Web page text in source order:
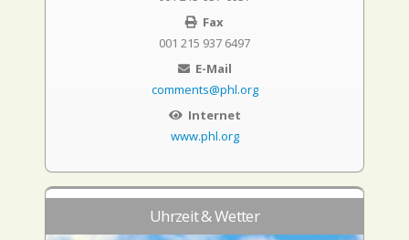
Fax
001 215 937 6497
E-Mail
comments@phl.org
Internet
www.phl.org
Uhrzeit & Wetter